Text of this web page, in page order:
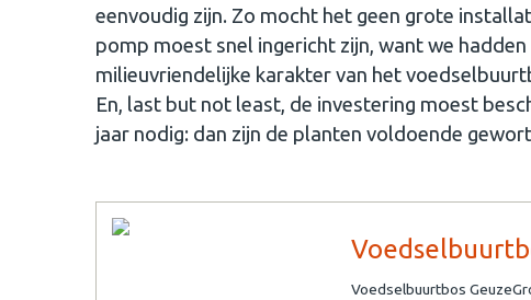
eenvoudig zijn. Zo mocht het geen grote
pomp moest snel ingericht zijn, want we
milieuvriendelijke karakter van het
En, last but not least, de investering moest
jaar nodig: dan zijn de planten voldoende
Voedselbuurtbos